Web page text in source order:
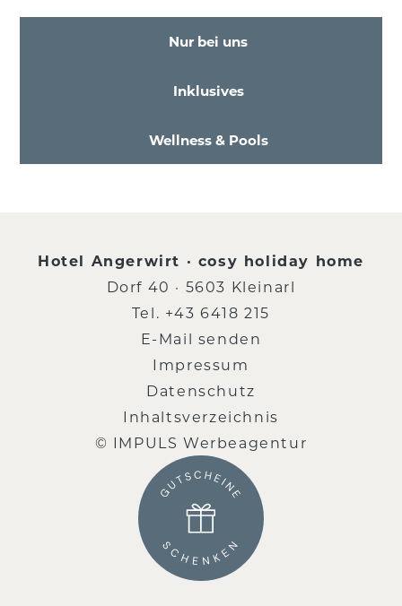
Nur bei uns
Inklusives
Wellness & Pools
Hotel Angerwirt · cosy holiday home
Dorf 40 · 5603 Kleinarl
Tel. +43 6418 215
E-Mail senden
Impressum
Datenschutz
Inhaltsverzeichnis
© IMPULS Werbeagentur